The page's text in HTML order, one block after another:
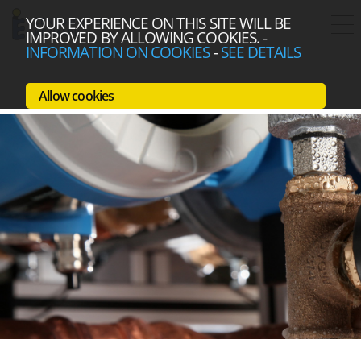
YOUR EXPERIENCE ON THIS SITE WILL BE
IMPROVED BY ALLOWING COOKIES.-
INFORMATION ON COOKIES-SEE DETAILS
Allow cookies